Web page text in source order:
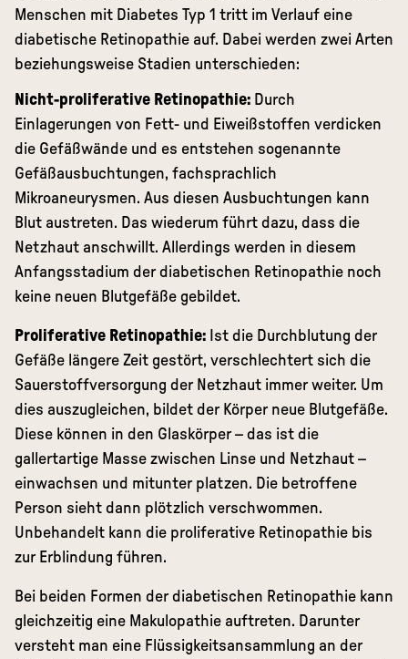
Menschen mit Diabetes Typ 1 tritt im Verlauf eine
diabetische Retinopathie auf. Dabei werden zwei Arten
beziehungsweise Stadien unterschieden:
Nicht-proliferative Retinopathie: Durch
Einlagerungen von Fett- und Eiweißstoffen verdicken
die Gefäßwände und es entstehen sogenannte
Gefäßausbuchtungen, fachsprachlich
Mikroaneurysmen. Aus diesen Ausbuchtungen kann
Blut austreten. Das wiederum führt dazu, dass die
Netzhaut anschwillt. Allerdings werden in diesem
Anfangsstadium der diabetischen Retinopathie noch
keine neuen Blutgefäße gebildet.
Proliferative Retinopathie: Ist die Durchblutung der
Gefäße längere Zeit gestört, verschlechtert sich die
Sauerstoffversorgung der Netzhaut immer weiter. Um
dies auszugleichen, bildet der Körper neue Blutgefäße.
Diese können in den Glaskörper – das ist die
gallertartige Masse zwischen Linse und Netzhaut –
einwachsen und mitunter platzen. Die betroffene
Person sieht dann plötzlich verschwommen.
Unbehandelt kann die proliferative Retinopathie bis
zur Erblindung führen.
Bei beiden Formen der diabetischen Retinopathie kann
gleichzeitig eine Makulopathie auftreten. Darunter
versteht man eine Flüssigkeitsansammlung an der